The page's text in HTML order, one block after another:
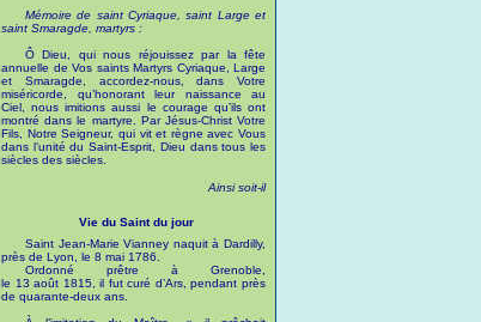
Mémoire de saint Cyriaque, saint Large et
saint Smaragde, martyrs :
Ô Dieu, qui nous réjouissez par la fête
annuelle de Vos saints Martyrs Cyriaque, Large
et Smaragde, accordez-nous, dans Votre
miséricorde, qu’honorant leur naissance au
Ciel, nous imitions aussi le courage qu’ils ont
montré dans le martyre. Par Jésus-Christ Votre
Fils, Notre Seigneur, qui vit et règne avec Vous
dans l’unité du Saint-Esprit, Dieu dans tous les
siècles des siècles.
Ainsi soit-il
Vie du Saint du jour
Saint Jean-Marie Vianney naquit à Dardilly,
près de Lyon, le 8 mai 1786.
Ordonné prêtre à Grenoble,
le 13 août 1815, il fut curé d’Ars, pendant près
de quarante-deux ans.